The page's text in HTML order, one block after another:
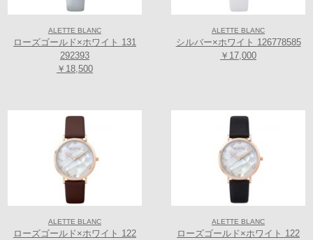
ALETTE BLANC
ローズゴールド×ホワイト 131
292393
￥18,500
ALETTE BLANC
シルバー×ホワイト 126778585
￥17,000
ALETTE BLANC
ローズゴールド×ホワイト 122
ALETTE BLANC
ローズゴールド×ホワイト 122